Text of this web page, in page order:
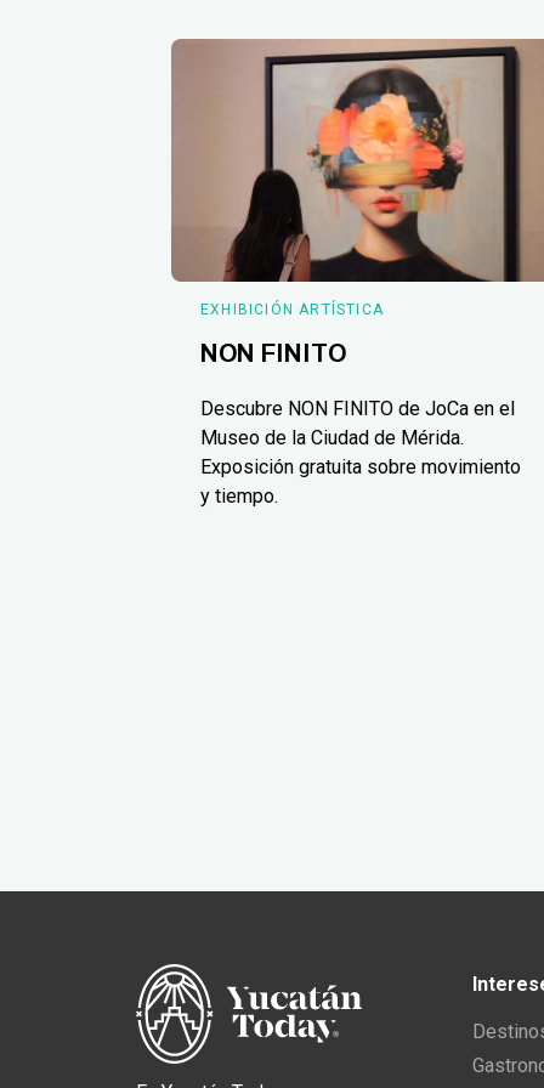
EXHIBICIÓN ARTÍSTICA
NON FINITO
Descubre NON FINITO de JoCa en el
Museo de la Ciudad de Mérida.
Exposición gratuita sobre movimiento
y tiempo.